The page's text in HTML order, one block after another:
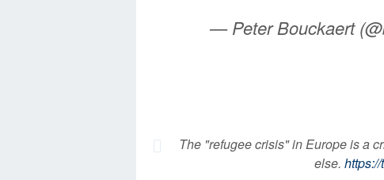
— Peter Bouckaert
The "refugee crisis" in Europe is a
else.